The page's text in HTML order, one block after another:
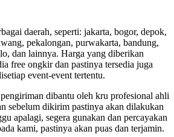
daerah, seperti: jakarta, bogor, depok,
pekalongan, purwakarta, bandung,
dan lainnya. Harga yang diberikan
free ongkir dan pastinya tersedia juga
event-event tertentu.
dibantu oleh kru profesional ahli
sebelum dikirim pastinya akan dilakukan
apalagi, segera gunakan dan percayakan
kami, pastinya akan puas dan terjamin.